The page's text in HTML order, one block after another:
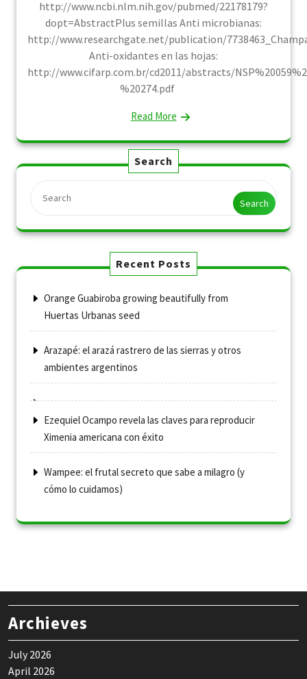
http://www.ncbi.nlm.nih.gov/pubmed/22178179?
dopt=AbstractPlus semillas Anti microbianas:
http://www.researchgate.net/publication/
Anti-oxidantes en las hojas:
http://www.cifarp.com.br/cd2011/abstracts/
%20274.pdf
Read More
Search
Search
Recent Posts
Orange Guabiroba growing beautifully from
Huertas Urbanas seed
Arazapé: el arazá rastrero de las sierras y otros
ambientes argentinos
Ezequiel Ocampo revela las claves para reproducir
Ximenia americana con éxito
Wampee: el frutal secreto que sabe a milagro (y
cómo lo cuidamos)
Archieves
July 2026
April 2026